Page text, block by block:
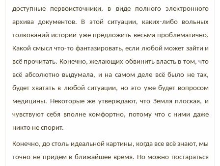
доступные первоисточники, в виде полного электронного
архива документов. В этой ситуации, каких-либо вольных
толкований истории уже предложить весьма проблематично.
Какой смысл что-то фантазировать, если любой может зайти и
всё прочитать. Конечно, желающих обвинить власть в том, что
всё абсолютно выдумала, и на самом деле всё было не так,
будет хватать в любой ситуации, но это уже будет вопросом
медицины. Некоторые же утверждают, что Земля плоская, и
чувствуют себя вполне комфортно, потому что с ними даже
никто не спорит.
Конечно, до столь идеальной картины, когда все всё знают, мы
точно не придём в ближайшее время. Но можно постараться